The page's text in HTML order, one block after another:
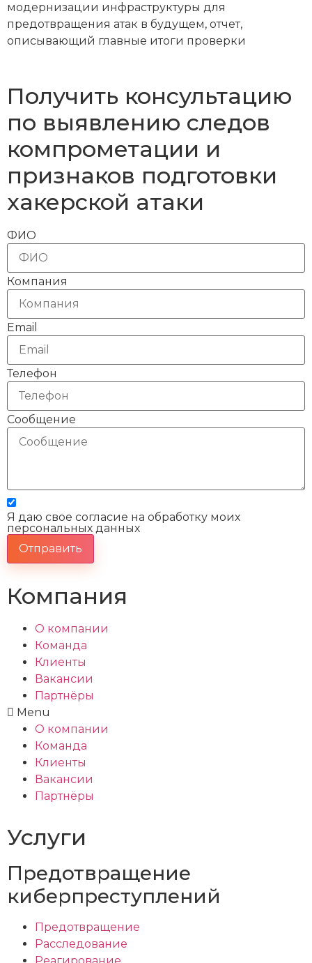
модернизации инфраструктуры для
предотвращения атак в будущем, отчет,
описывающий главные итоги проверки
Получить консультацию
по выявлению следов
компрометации и
признаков подготовки
хакерской атаки
ФИО
Компания
Email
Телефон
Сообщение
Я даю свое согласие на обработку моих
персональных данных
Отправить
Компания
О компании
Команда
Клиенты
Вакансии
Партнёры
Menu
О компании
Команда
Клиенты
Вакансии
Партнёры
Услуги
Предотвращение
киберпреступлений
Предотвращение
Расследование